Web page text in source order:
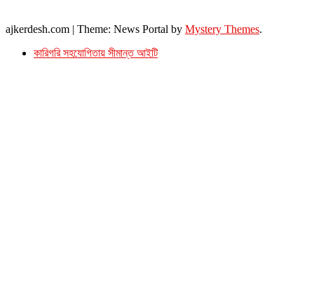
ajkerdesh.com | Theme: News Portal by Mystery Themes.
কারিগরি সহযোগিতায় সীমান্ত আইটি